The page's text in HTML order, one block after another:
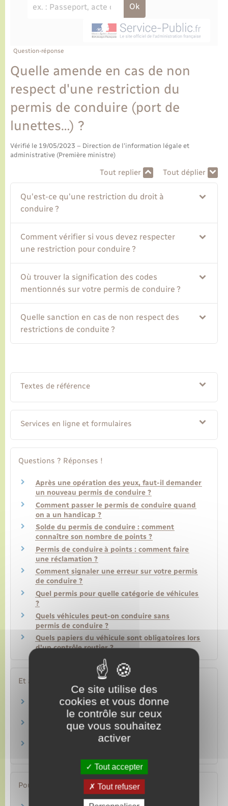
Bulletins d'informations communales
Le personnel municipal
Comment venir à Lyons-la-Forêt
Plan interactif
Présentation de la commune
Permis de détention de chien
Social
CIDFF
Etat-civil - Papiers - Citoyenneté
Logement - Urbanisme
Loisirs
Marchés de Lyons-la-Forêt
Numérique et services - accompagnement
Organisation d’événement
Seniors
Transports
Transports scolaires
Voirie et espace public
Travaux - Autorisation d’occupation de l’espace
Question-réponse
Quelle amende en cas de non
respect d'une restriction du
permis de conduire (port de
lunettes…) ?
Vérifié le 19/05/2023 – Direction de l'information légale et
administrative (Première ministre)
Tout replier Tout déplier
Qu'est-ce qu'une restriction du droit à
conduire ?
Comment vérifier si vous devez respecter
une restriction pour conduire ?
Où trouver la signification des codes
mentionnés sur votre permis de conduire ?
Quelle sanction en cas de non respect des
restrictions de conduite ?
Textes de référence
Services en ligne et formulaires
Questions ? Réponses !
Après une opération des yeux, faut-il demander
un nouveau permis de conduire ?
Comment passer le permis de conduire quand
on a un handicap ?
Solde du permis de conduire : comment
connaître son nombre de points ?
Permis de conduire à points : comment faire
une réclamation ?
Comment signaler une erreur sur votre permis
de conduire ?
Quel permis pour quelle catégorie de véhicules
?
Quels véhicules peut-on conduire sans
permis de conduire ?
Quels papiers du véhicule sont obligatoires lors
d'un contrôle routier ?
Et aussi
Permis de conduire
Transports – Mobilité
Infractions routières
Transports – Mobilité
Permis B : voiture ou camionnette
Pour en savoir plus
Ce site utilise des
cookies et vous donne
le contrôle sur ceux
que vous souhaitez
activer
Tout accepter
Tout refuser